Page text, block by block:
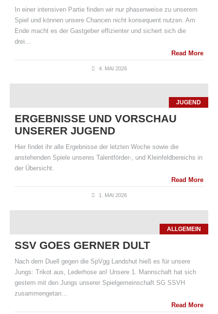
In einer intensiven Partie finden wir nur phasenweise zu unserem
Spiel und können unsere Chancen nicht konsequent nutzen. Am
Ende macht es der Gastgeber effizienter und sichert sich die
drei…
Read More
4. MAI 2026
JUGEND
ERGEBNISSE UND VORSCHAU
UNSERER JUGEND
Hier findet ihr alle Ergebnisse der letzten Woche sowie die
anstehenden Spiele unseres Talentförder-, und Kleinfeldbereichs in
der Übersicht.
Read More
1. MAI 2026
ALLGEMEIN
SSV GOES GERNER DULT
Nach dem Duell gegen die SpVgg Landshut hieß es für unsere
Jungs: Trikot aus, Lederhose an! Unsere 1. Mannschaft hat sich
gestern mit den Jungs unserer Spielgemeinschaft SG SSVH
zusammengetan…
Read More